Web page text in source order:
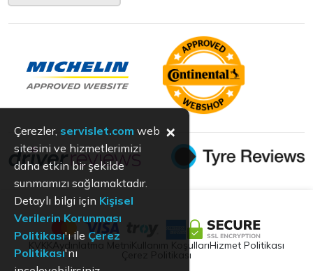
Aydınlatma Metni Kullanım KoşullarıHizmet Politikası
Çerez Politikası
Çerezler, servislet.com web
sitesini ve hizmetlerimizi
daha etkin bir şekilde
sunmamızı sağlamaktadır.
Detaylı bilgi için Kişisel
Verilerin Korunması
Politikası'ı ile Çerez
Politikası'nı
×